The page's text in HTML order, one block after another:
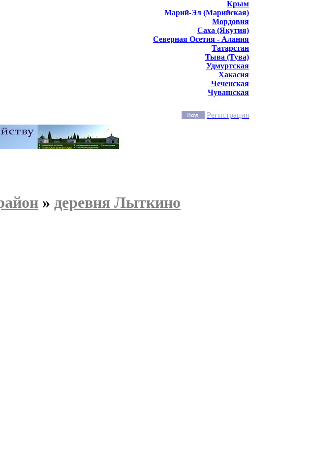
Крым
Марий-Эл (Марийская)
Мордовия
Саха (Якутия)
Северная Осетия - Алания
Татарстан
Тыва (Тува)
Удмуртская
Хакасия
Чеченская
Чувашская
Регистрация
» деревня Лыткино